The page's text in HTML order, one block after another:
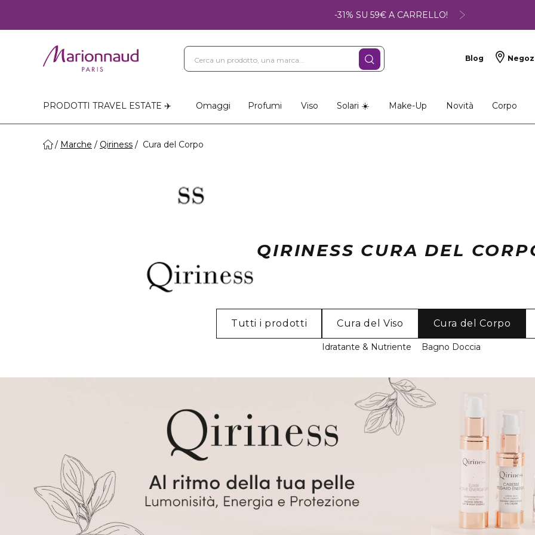
-31% SU 59€ A CARRELLO!
Blog
PRODOTTI TRAVEL ESTATE ✈️ Omaggi Profumi Viso Solari ☀️ Make-Up Novità Corpo
Marche Qiriness Cura del Corpo
QIRINESS CURA DEL
Tutti i prodotti Cura del Viso Cura del Corpo
Idratante & Nutriente Bagno Doccia